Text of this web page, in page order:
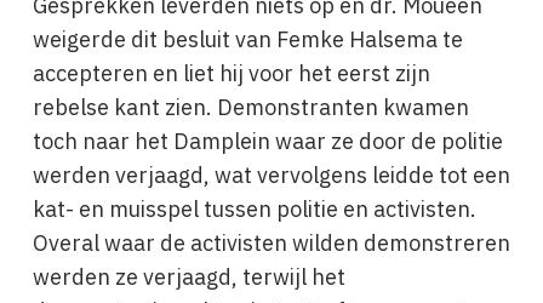
weigerde dit besluit van Femke Halsema te
accepteren en liet hij voor het eerst zijn
rebelse kant zien. Demonstranten kwamen
toch naar het Damplein waar ze door de politie
werden verjaagd, wat vervolgens leidde tot een
kat- en muisspel tussen politie en activisten.
Overal waar de activisten wilden demonstreren
werden ze verjaagd, terwijl het